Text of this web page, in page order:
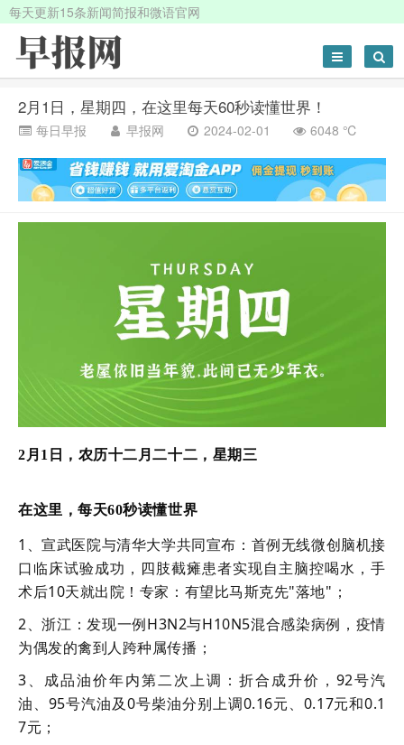
每天更新15条新闻简报和微语官网
2月1日，星期四，在这里每天60秒读懂世界！
每日早报 早报网 2024-02-01 6048 ℃
2月1日，农历十二月二十二，星期三
在这里，每天60秒读懂世界
1、宣武医院与清华大学共同宣布：首例无线微创脑机接
口临床试验成功，四肢截瘫患者实现自主脑控喝水，手
术后10天就出院！专家：有望比马斯克先"落地"；
2、浙江：发现一例H3N2与H10N5混合感染病例，疫情
为偶发的禽到人跨种属传播；
3、成品油价年内第二次上调：折合成升价，92号汽
油、95号汽油及0号柴油分别上调0.16元、0.17元和0.1
7元；